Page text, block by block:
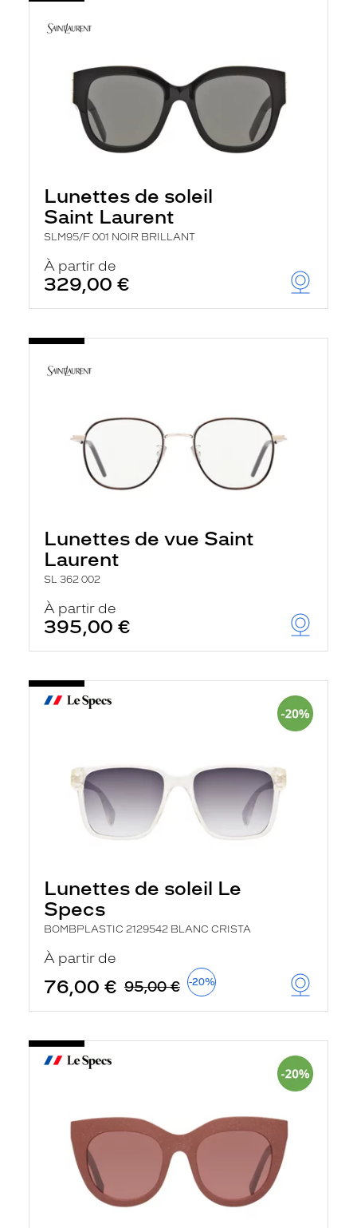
Lunettes de soleil
Saint Laurent
SLM95/F 001 NOIR BRILLANT
À partir de
329,00 €
Lunettes de vue Saint
Laurent
SL 362 002
À partir de
395,00 €
Lunettes de soleil Le
Specs
BOMBPLASTIC 2129542 BLANC CRISTA
À partir de
76,00 € 95,00 € -20%